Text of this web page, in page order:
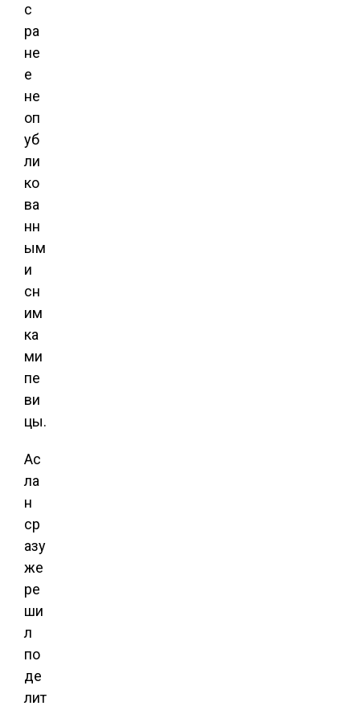
с
ра
не
е
не
оп
уб
ли
ко
ва
нн
ым
и
сн
им
ка
ми
пе
ви
цы.
Ас
ла
н
ср
азу
же
ре
ши
л
по
де
лит